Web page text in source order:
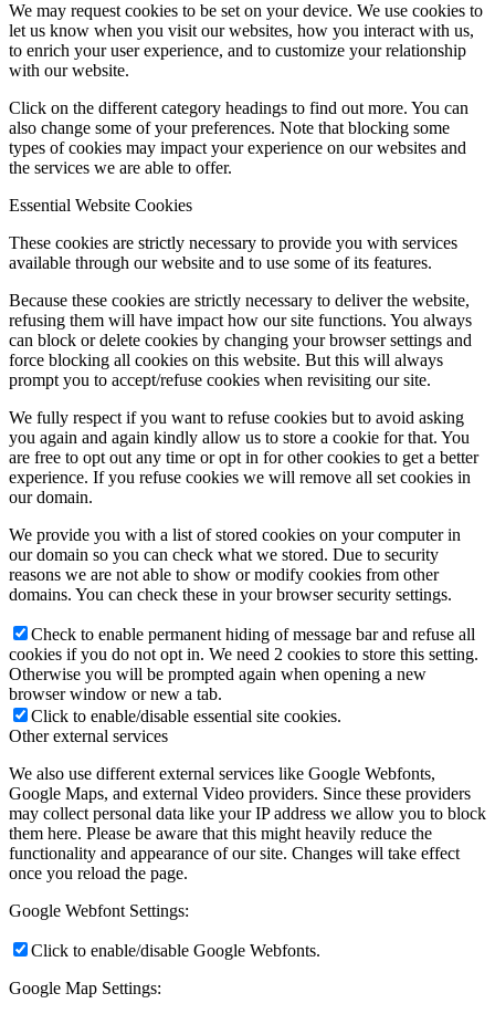
We may request cookies to be set on your device. We use cookies to
let us know when you visit our websites, how you interact with us,
to enrich your user experience, and to customize your relationship
with our website.
Click on the different category headings to find out more. You can
also change some of your preferences. Note that blocking some
types of cookies may impact your experience on our websites and
the services we are able to offer.
Essential Website Cookies
These cookies are strictly necessary to provide you with services
available through our website and to use some of its features.
Because these cookies are strictly necessary to deliver the website,
refusing them will have impact how our site functions. You always
can block or delete cookies by changing your browser settings and
force blocking all cookies on this website. But this will always
prompt you to accept/refuse cookies when revisiting our site.
We fully respect if you want to refuse cookies but to avoid asking
you again and again kindly allow us to store a cookie for that. You
are free to opt out any time or opt in for other cookies to get a better
experience. If you refuse cookies we will remove all set cookies in
our domain.
We provide you with a list of stored cookies on your computer in
our domain so you can check what we stored. Due to security
reasons we are not able to show or modify cookies from other
domains. You can check these in your browser security settings.
Check to enable permanent hiding of message bar and refuse all
cookies if you do not opt in. We need 2 cookies to store this setting.
Otherwise you will be prompted again when opening a new
browser window or new a tab.
Click to enable/disable essential site cookies.
Other external services
We also use different external services like Google Webfonts,
Google Maps, and external Video providers. Since these providers
may collect personal data like your IP address we allow you to block
them here. Please be aware that this might heavily reduce the
functionality and appearance of our site. Changes will take effect
once you reload the page.
Google Webfont Settings:
Click to enable/disable Google Webfonts.
Google Map Settings: